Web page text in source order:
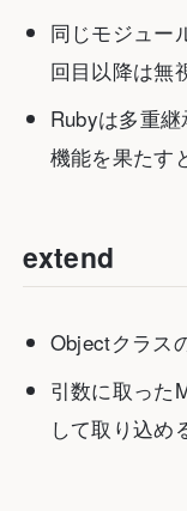
同じモジュー
回目以降は無
Rubyは多重
機能を果たす
extend
Objectクラス
引数に取った
して取り込め